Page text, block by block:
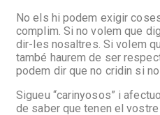
No els hi podem exigir
complim. Si no volem que
dir-les nosaltres. Si volem
també haurem de ser
podem dir que no cridin si
Sigueu “carinyosos” i
de saber que tenen el